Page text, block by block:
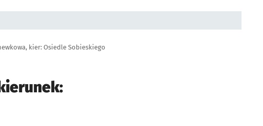
kier: Osiedle Sobieskiego